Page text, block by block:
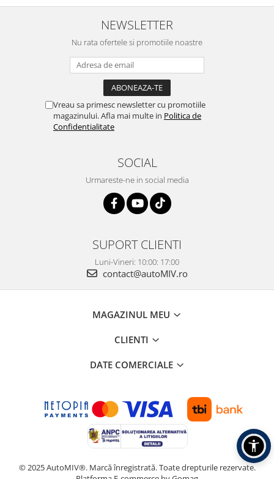
NEWSLETTER
Nu rata ofertele si promotiile noastre
Vreau sa primesc newsletter cu promotiile
magazinului. Afla mai multe in Politica de
Confidentialitate
SOCIAL
Urmareste-ne in social media
SUPORT CLIENTI
Luni-Vineri: 10:00: 17:00
contact@autoMIV.ro
MAGAZINUL MEU
CLIENTI
DATE COMERCIALE
© 2025 AutoMIV®. Marcă înregistrată. Toate drepturile rezervate.